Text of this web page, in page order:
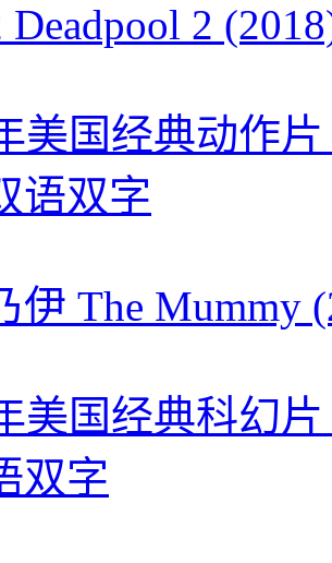
2
美国经典动作
语双字
伊 The Mummy
美国经典科幻
双字